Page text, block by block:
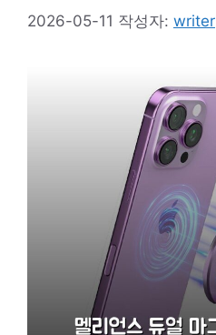
2026-05-11 작성자: writer